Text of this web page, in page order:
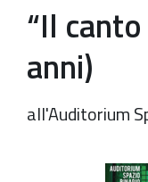
“Il
anni)
all'Auditorium
https://